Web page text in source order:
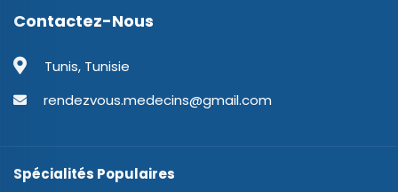
Contactez-Nous
Tunis, Tunisie
rendezvous.medecins@gmail.com
Spécialités Populaires